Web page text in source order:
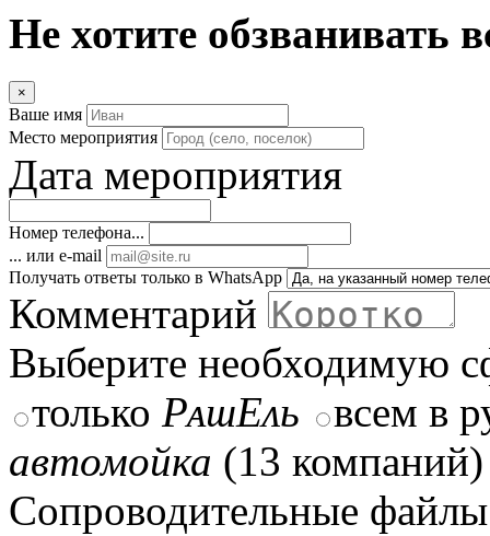
Не хотите обзванивать
×
Ваше имя
Место мероприятия
Дата мероприятия
Номер телефона...
... или e-mail
Получать ответы только в WhatsApp
Комментарий
Выберите необходимую
только РᴀɯЕᴧь
всем в
автомойка (13 компаний)
Сопроводительные